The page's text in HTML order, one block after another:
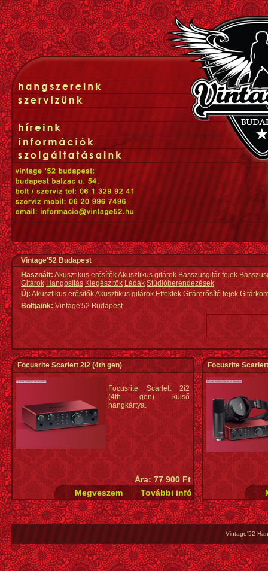
Vintage'52 Budapest
Használt: Akusztikus erősítőkAkusztikus gitárok Basszusgitár fejek
Gitárok Hangosítás Kiegészítők Ládák Stúdióberendezések
Új:Akusztikus erősítőkAkusztikus gitárok Effektek Gitárerősítő fejek
Boltjaink: Vintage'52 Budapest
Focusrite Scarlett 2i2 (4th gen)
Focusrite Scarlett 2i2
(4th gen) külső
hangkártya.
Ára: 77 900 Ft
Focusrite
Vintage'52